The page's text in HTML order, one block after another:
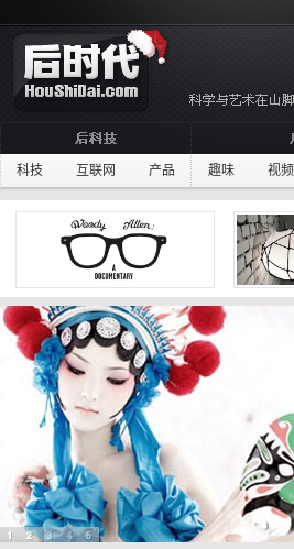
科技 互联网 产品 趣味 视频